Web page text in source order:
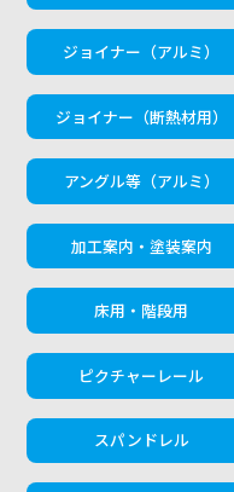
ジョイナー（アルミ）
ジョイナー（断熱材用）
アングル等（アルミ）
加工案内・塗装案内
床用・階段用
ピクチャーレール
スパンドレル